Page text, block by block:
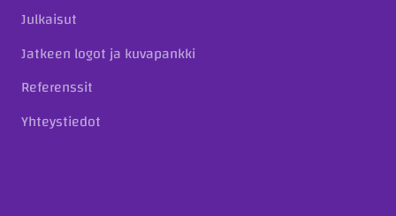
Julkaisut
Jatkeen logot ja kuvapankki
Referenssit
Yhteystiedot